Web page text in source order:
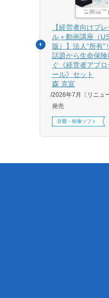
【経営者向けプ
ル＋動画講座（
版）】法人“所有”
話題から生命保
ぐ《経営者アプ
ール》セット
森 克宣
2026年7月〔リニュ
発売
音響・映像ソフト